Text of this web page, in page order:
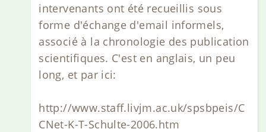
intervenants ont été recueillis sous
forme d'échange d'email informels,
associé à la chronologie des publication
scientifiques. C'est en anglais, un peu
long, et par ici:
http://www.staff.livjm.ac.uk/spsbpeis/C
CNet-K-T-Schulte-2006.htm